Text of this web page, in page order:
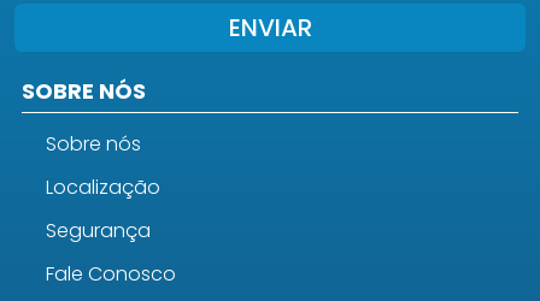
ENVIAR
SOBRE NÓS
Sobre nós
Localização
Segurança
Fale Conosco